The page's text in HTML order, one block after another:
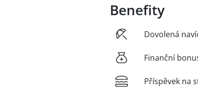
Benefity
Dovolená
Finanční
Příspěvek na